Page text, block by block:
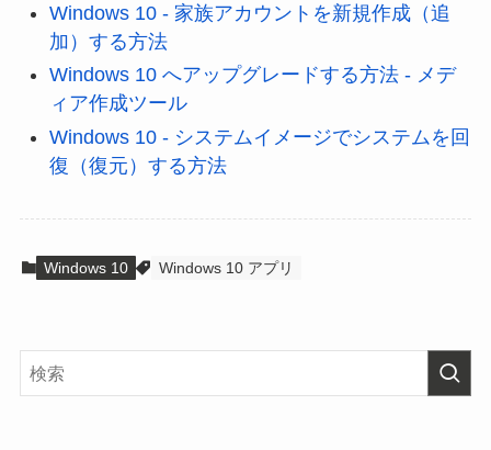
Windows 10 - 家族アカウントを新規作成（追
加）する方法
Windows 10 へアップグレードする方法 - メデ
ィア作成ツール
Windows 10 - システムイメージでシステムを回
復（復元）する方法
Windows 10 Windows 10 アプリ